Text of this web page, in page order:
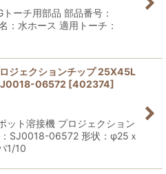
ーチ用部品 部品番号：
：水ホース 適用トーチ：
ジェクションチップ 25X45L
06572 [402374]
ット溶接機 プロジェクション
SJ0018-06572 形状：φ25ｘ
1/10